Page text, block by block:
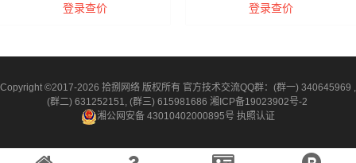
登录查价 登录查价
Copyright ©2017-2026 拾捌网络 版权所有 官方技术交流QQ群：(群一) 340645969 ,
(群二) 631252151, (群三) 615981686 湘ICP备19023902号-2
湘公网安备 43010402000895号 执照认证